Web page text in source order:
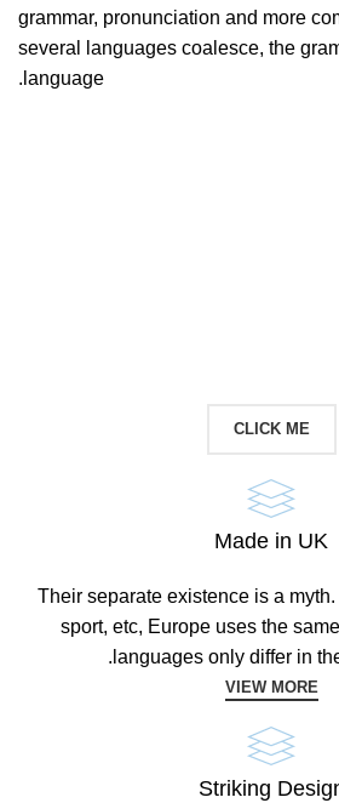
grammar, pronunciation and more
several languages coalesce, the
language.
CLICK ME
Made in UK
Their separate existence is a
sport, etc, Europe uses the
languages only differ in
VIEW MORE
Striking